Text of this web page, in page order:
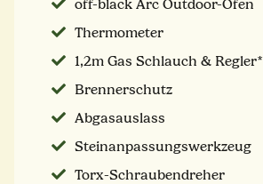
off-black Arc Outdoor-Ofen
Thermometer
1,2m Gas Schlauch & Regler*
Brennerschutz
Abgasauslass
Steinanpassungswerkzeug
Torx-Schraubendreher